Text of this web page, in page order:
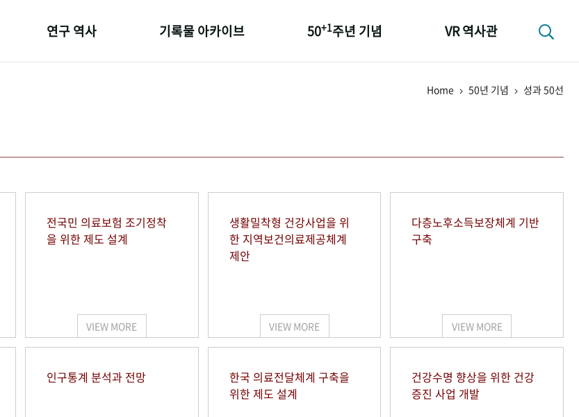
연구 역사 기록물 아카이브 50+1주년 기념 VR 역사관
Home 50년 기념 성과 50선
전국민 의료보험 조기정착
을 위한 제도 설계
VIEW MORE
생활밀착형 건강사업을 위
한 지역보건의료제공체계
제안
VIEW MORE
다층노후소득보장체계 기반
구축
VIEW MORE
인구통계 분석과 전망
한국 의료전달체계 구축을
위한 제도 설계
건강수명 향상을 위한 건강
증진 사업 개발